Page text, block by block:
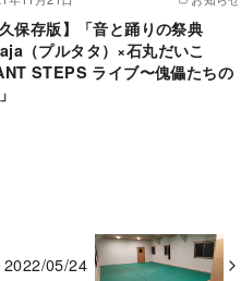
久保存版】「音と踊りの祭典
（プルタタ）×石丸だいこ
STEPS ライブ〜傀儡たちの
2022/05/24